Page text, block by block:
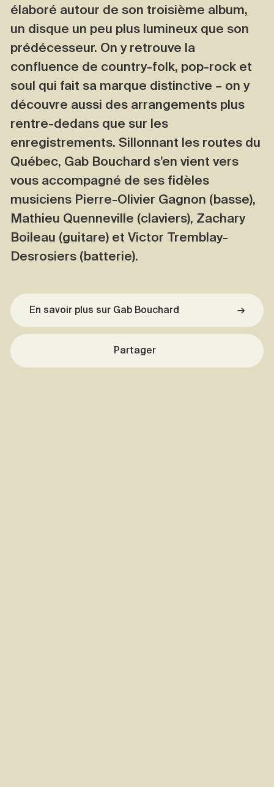
élaboré autour de son troisième album,
un disque un peu plus lumineux que son
prédécesseur. On y retrouve la
confluence de country-folk, pop-rock et
soul qui fait sa marque distinctive – on y
découvre aussi des arrangements plus
rentre-dedans que sur les
enregistrements. Sillonnant les routes du
Québec, Gab Bouchard s’en vient vers
vous accompagné de ses fidèles
musiciens Pierre-Olivier Gagnon (basse),
Mathieu Quenneville (claviers), Zachary
Boileau (guitare) et Victor Tremblay-
Desrosiers (batterie).
En savoir plus sur Gab Bouchard →
Partager